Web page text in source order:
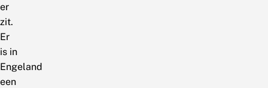
er
zit.
Er
is in
Engeland
een